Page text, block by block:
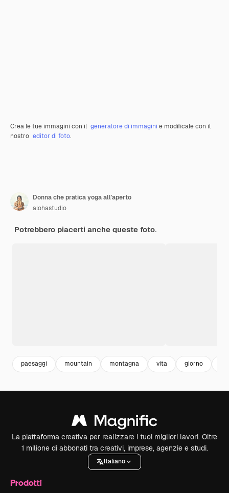
Crea le tue immagini con il generatore di immagini e modificale con il
nostro editor di foto.
Donna che pratica yoga all'aperto
alohastudio
Potrebbero piacerti anche queste foto.
paesaggi mountain montagna vita giorno
La piattaforma creativa per realizzare i tuoi migliori lavori. Oltre
1 milione di abbonati tra creativi, imprese, agenzie e studi.
Italiano
Prodotti